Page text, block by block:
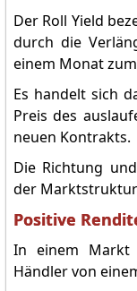
Der Roll Yield
durch die
einem Monat
Es handelt sich
Preis des
neuen Kontrakts.
Die Richtung
der
Positive
In einem Markt
Händler von